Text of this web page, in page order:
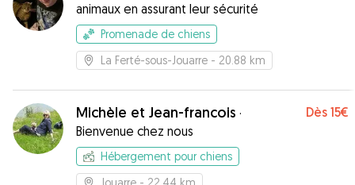
animaux en assurant leur sécurité
Promenade de chiens
La Ferté-sous-Jouarre - 20.88 km
Michèle et Jean-francois ·
Bienvenue chez nous
Dès 15€
Hébergement pour chiens
Jouarre - 22.44 km